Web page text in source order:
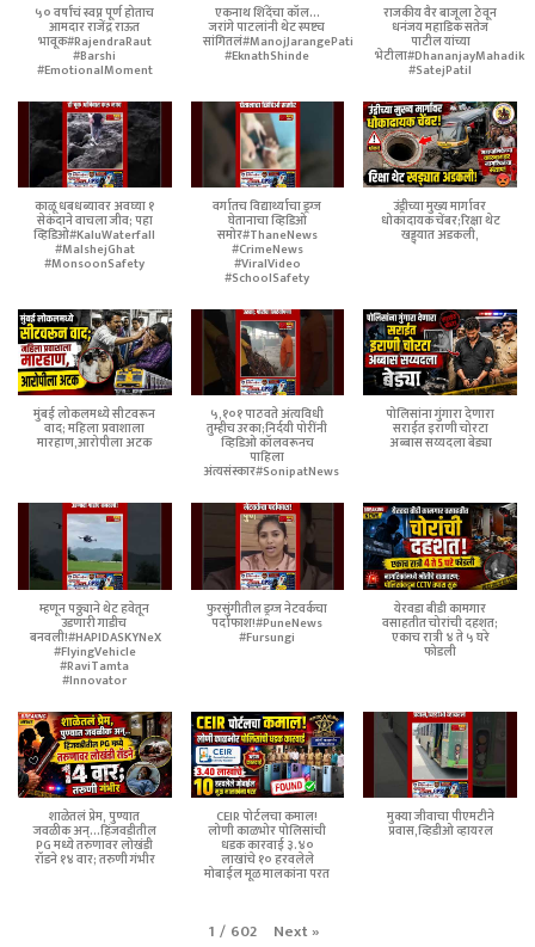
५० वर्षांचं स्वप्न पूर्ण होताच
आमदार राजेंद्र राऊत
भावूक#RajendraRaut
#Barshi
#EmotionalMoment
एकनाथ शिंदेंचा कॉल...
जरांगे पाटलांनी थेट स्पष्टच
सांगितलं#ManojJarangePatil
#EknathShinde
राजकीय वैर बाजूला ठेवून
धनंजय महाडिक सतेज
पाटील यांच्या
भेटीला#DhananjayMahadik
#SatejPatil
काळू धबधब्यावर अवघ्या १
सेकंदाने वाचला जीव; पहा
व्हिडिओ#KaluWaterfall
#MalshejGhat
#MonsoonSafety
वर्गातच विद्यार्थ्याचा ड्रग्ज
घेतानाचा व्हिडिओ
समोर#ThaneNews
#CrimeNews
#ViralVideo
#SchoolSafety
उंड्रीच्या मुख्य मार्गावर
धोकादायक चेंबर;रिक्षा थेट
खड्ड्यात अडकली,
मुंबई लोकलमध्ये सीटवरून
वाद; महिला प्रवाशाला
मारहाण,आरोपीला अटक
५,१०१ पाठवते अंत्यविधी
तुम्हीच उरका;निर्दयी पोरींनी
व्हिडिओ कॉलवरूनच
पाहिला
अंत्यसंस्कार#SonipatNews
पोलिसांना गुंगारा देणारा
सराईत इराणी चोरटा
अब्बास सय्यदला बेड्या
म्हणून पठ्ठ्याने थेट हवेतून
उडणारी गाडीच
बनवली!#HAPIDASKYNeX
#FlyingVehicle
#RaviTamta
#Innovator
फुरसुंगीतील ड्रग्ज नेटवर्कचा
पर्दाफाश!#PuneNews
#Fursungi
येरवडा बीडी कामगार
वसाहतीत चोरांची दहशत;
एकाच रात्री ४ ते ५ घरे
फोडली
शाळेतलं प्रेम, पुण्यात
जवळीक अन्...हिंजवडीतील
PG मध्ये तरुणावर लोखंडी
रॉडने १४ वार; तरुणी गंभीर
CEIR पोर्टलचा कमाल!
लोणी काळभोर पोलिसांची
धडक कारवाई ३.४०
लाखांचे १० हरवलेले
मोबाईल मूळ मालकांना परत
मुक्या जीवाचा पीएमटीने
प्रवास,व्हिडीओ व्हायरल
1 / 602 Next»